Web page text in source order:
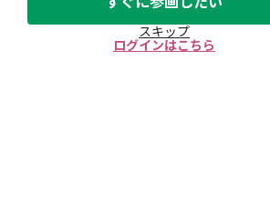
スキップ
ログインはこちら